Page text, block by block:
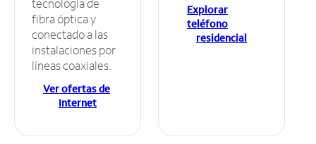
tecnología de
fibra óptica y
conectado a las
instalaciones por
líneas coaxiales.
Ver ofertas de
Internet
Explorar
teléfono
residencial